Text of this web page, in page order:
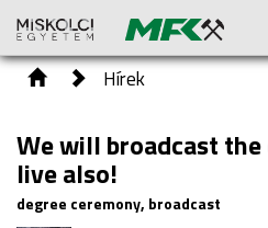
Hírek
We will broadcast
live also!
degree ceremony, broadcast